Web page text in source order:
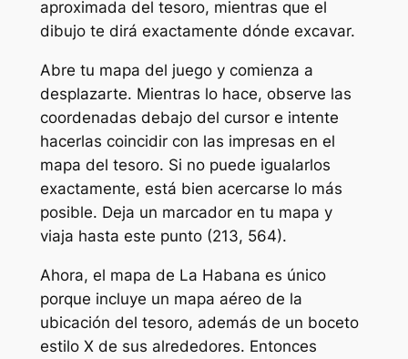
aproximada del tesoro, mientras que el
dibujo te dirá exactamente dónde excavar.
Abre tu mapa del juego y comienza a
desplazarte. Mientras lo hace, observe las
coordenadas debajo del cursor e intente
hacerlas coincidir con las impresas en el
mapa del tesoro. Si no puede igualarlos
exactamente, está bien acercarse lo más
posible. Deja un marcador en tu mapa y
viaja hasta este punto (213, 564).
Ahora, el mapa de La Habana es único
porque incluye un mapa aéreo de la
ubicación del tesoro, además de un boceto
estilo X de sus alrededores. Entonces